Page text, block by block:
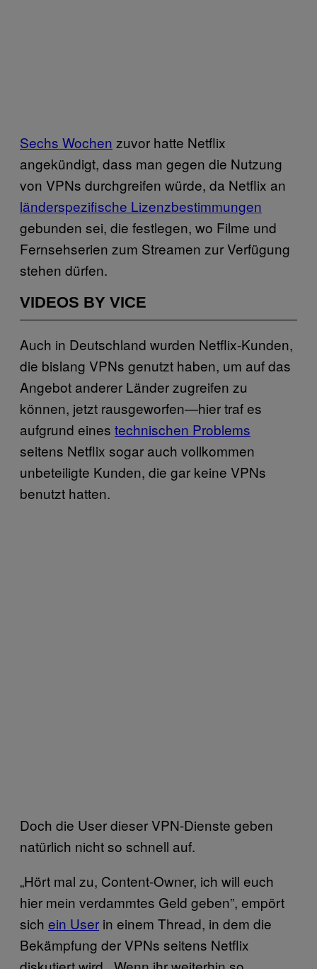
Sechs Wochen zuvor hatte Netflix
angekündigt, dass man gegen die Nutzung
von VPNs durchgreifen würde, da Netflix an
länderspezifische Lizenzbestimmungen
gebunden sei, die festlegen, wo Filme und
Fernsehserien zum Streamen zur Verfügung
stehen dürfen.
VIDEOS BY VICE
Auch in Deutschland wurden Netflix-Kunden,
die bislang VPNs genutzt haben, um auf das
Angebot anderer Länder zugreifen zu
können, jetzt rausgeworfen—hier traf es
aufgrund eines technischen Problems
seitens Netflix sogar auch vollkommen
unbeteiligte Kunden, die gar keine VPNs
benutzt hatten.
Doch die User dieser VPN-Dienste geben
natürlich nicht so schnell auf.
„Hört mal zu, Content-Owner, ich will euch
hier mein verdammtes Geld geben”, empört
sich ein User in einem Thread, in dem die
Bekämpfung der VPNs seitens Netflix